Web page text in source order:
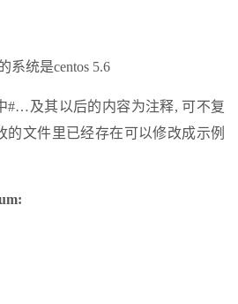
系统是centos 5.6
#…及其以后的内容为注释, 可不复
的文件里已经存在可以修改成示例